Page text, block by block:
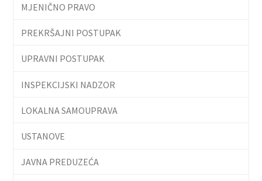
MJENIČNO PRAVO
PREKRŠAJNI POSTUPAK
UPRAVNI POSTUPAK
INSPEKCIJSKI NADZOR
LOKALNA SAMOUPRAVA
USTANOVE
JAVNA PREDUZEĆA